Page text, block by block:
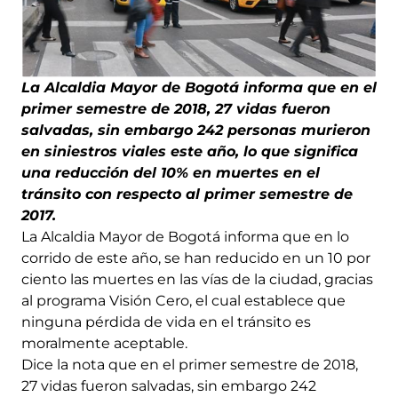
La Alcaldia Mayor de Bogotá informa que en el
primer semestre de 2018, 27 vidas fueron
salvadas, sin embargo 242 personas murieron
en siniestros viales este año, lo que significa
una reducción del 10% en muertes en el
tránsito con respecto al primer semestre de
2017.
La Alcaldia Mayor de Bogotá informa que en lo
corrido de este año, se han reducido en un 10 por
ciento las muertes en las vías de la ciudad, gracias
al programa Visión Cero, el cual establece que
ninguna pérdida de vida en el tránsito es
moralmente aceptable.
Dice la nota que en el primer semestre de 2018,
27 vidas fueron salvadas, sin embargo 242